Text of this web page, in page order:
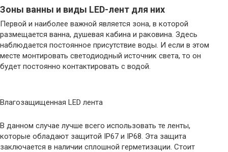
Зоны ванны и виды LED-лент для них
Первой и наиболее важной является зона, в которой
размещается ванна, душевая кабина и раковина. Здесь
наблюдается постоянное присутствие воды. И если в этом
месте монтировать светодиодный источник света, то он
будет постоянно контактировать с водой.
Влагозащищенная LED лента
В данном случае лучше всего использовать те ленты,
которые обладают защитой IP67 и IP68. Эта защита
заключается в наличии сплошной герметизации. Стоит